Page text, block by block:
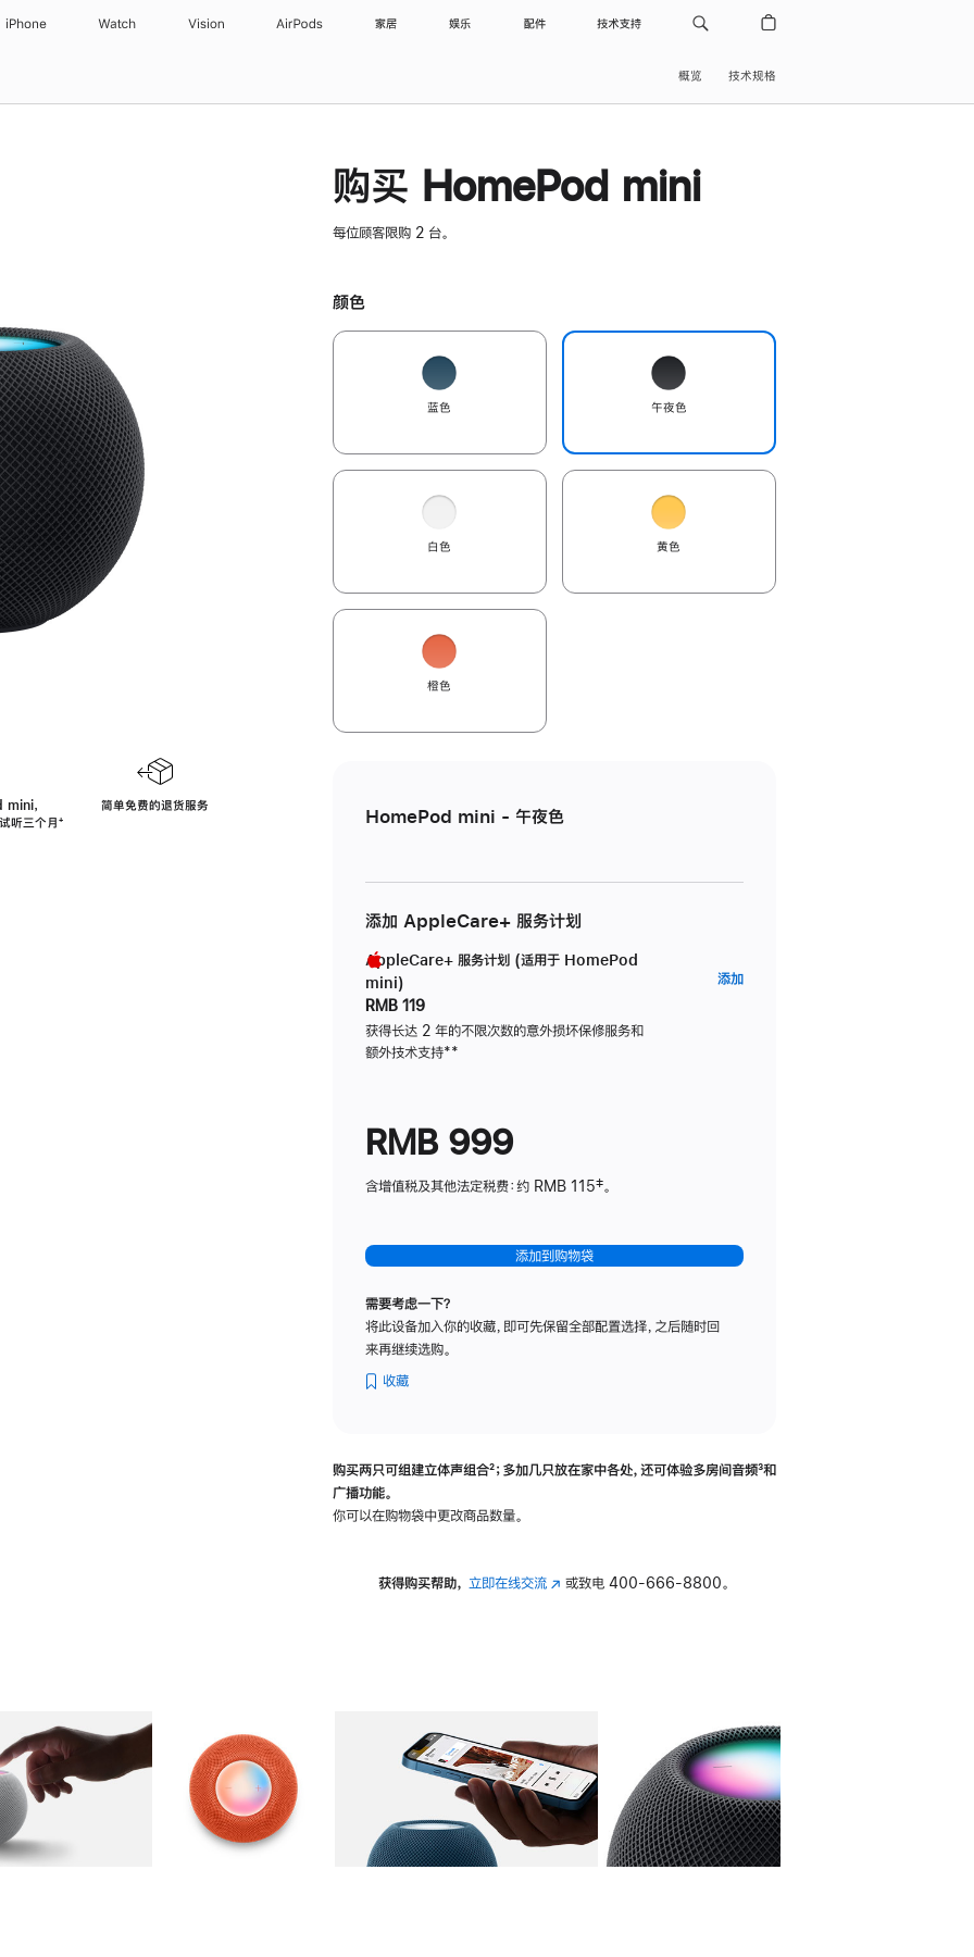
iPhone Watch Vision AirPods 家居 娱乐 配件 技术支持
概览 技术规格
，
听三个月脚
⁺
简单免费的退货服务
购买 HomePod mini
每位顾客限购 2 台。
颜色
蓝色 午夜色
白色 黄色
橙色
HomePod mini - 午夜色
添加 AppleCare+ 服务计划
AppleCare+ 服务计划 (适用于 HomePod
mini)
RMB 119
获得长达 2 年的不限次数的意外损坏保修服务和
额外技术支持脚
**
添加AppleCare+
RMB 999
含增值税及其他法定税费：约 RMB 115‡。
添加到购物袋
需要考虑一下？
将此设备加入你的收藏，即可先保留全部配置选择，之后随时回
来再继续选购。
收藏
购买两只可组建立体声组合脚
²；多加几只放在家中各处，还可体验多‍房‍间音频脚
³和
广播功能。
你可以在购物袋中更改商品数量。
获得购买帮助， 立即在线交流(在 或致电 400-666-8800。
图库 图像 图库 图像 图库 图像 4 图库 图像 5